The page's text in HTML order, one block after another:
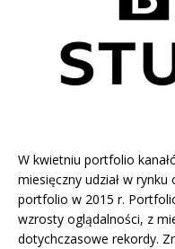
W kwietniu portfolio
miesięczny udział w
portfolio w 2015 r.
wzrosty oglądalności, z
dotychczasowe rekordy.